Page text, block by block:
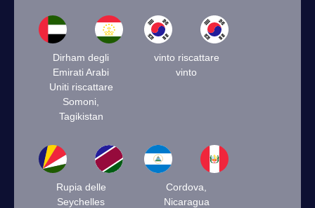
Dirham degli
Emirati Arabi
Uniti riscattare
Somoni,
Tagikistan
vinto riscattare
vinto
Rupia delle
Seychelles
Cordova,
Nicaragua